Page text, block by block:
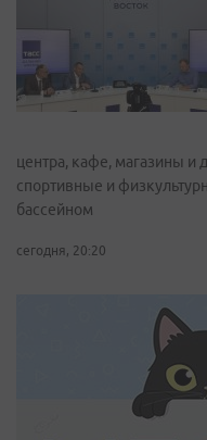
центра, кафе, магазины и
спортивные и
бассейном
сегодня, 20:20